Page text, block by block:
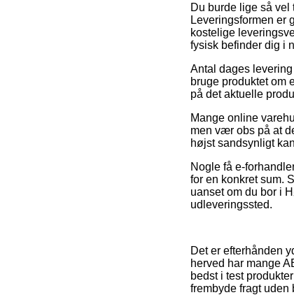
Du burde lige så
Leveringsformen er
kostelige
fysisk befinder dig i
Antal dages
bruge produktet om
på det aktuelle
Mange online
men vær obs på at
højst sandsynligt
Nogle få e-
for en konkret sum.
uanset om du bor i
udleveringssted.
Det er efterhånden
herved har mange
bedst i test
frembyde fragt uden